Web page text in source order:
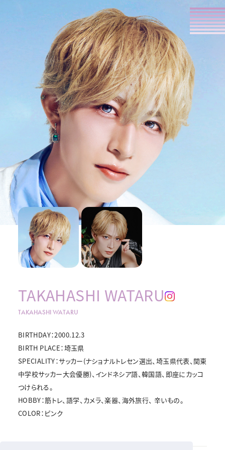
TAKAHASHI WATARU
TAKAHASHI WATARU
BIRTHDAY：2000.12.3
BIRTH PLACE：埼玉県
SPECIALITY：サッカー(ナショナルトレセン選出、埼玉県代表、関東
中学校サッカー大会優勝)、インドネシア語、韓国語、即座にカッコ
つけられる。
HOBBY：筋トレ、語学、カメラ、楽器、海外旅行、 辛いもの。
COLOR：ピンク